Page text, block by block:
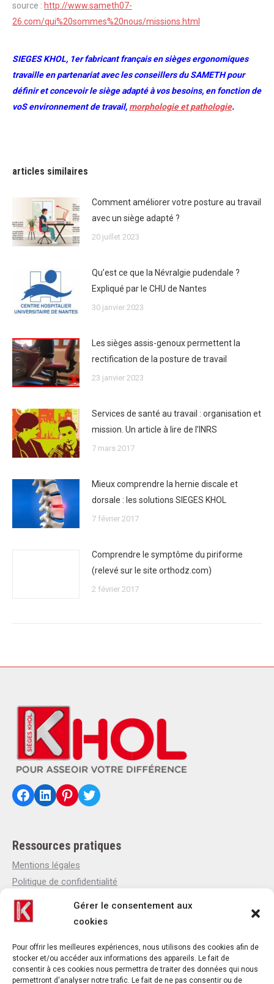
Gérer le consentement aux
cookies
Pour offrir les meilleures expériences, nous utilisons des cookies afin de
stocker et/ou accéder aux informations des appareils. Le fait de
consentir à ces cookies nous permettra de traiter des données qui nous
permettront d'analyser notre trafic. Le fait de ne pas consentir ou de
source : http://www.sameth07-
26.com/qui%20sommes%20nous/missions.html
SIEGES KHOL, 1er fabricant français en sièges ergonomiques
travaille en partenariat avec les conseillers du SAMETH pour
définir et concevoir le siège adapté à vos besoins, en fonction de
voS environnement de travail, morphologie et pathologie.
articles similaires
Comment améliorer votre posture au travail
avec un siège adapté ?
20 juillet 2023
Qu’est ce que la Névralgie pudendale ?
Expliqué par le CHU de Nantes
30 janvier 2023
Les sièges assis-genoux permettent la
rectification de la posture de travail
23 janvier 2023
Services de santé au travail : organisation et
mission. Un article à lire de l’INRS
7 mars 2017
Mieux comprendre la hernie discale et
dorsale : les solutions SIEGES KHOL
7 février 2017
Comprendre le symptôme du piriforme
(relevé sur le site orthodz.com)
2 février 2017
Facebook LinkedIn Pinterest Twitter
Ressources pratiques
Mentions légales
Politique de confidentialité
Politique de cookies
Qui sommes-nous
Contact